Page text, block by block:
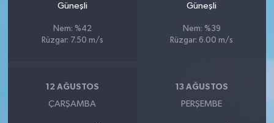
Güneşli
Nem: %42
Rüzgar: 7.50 m/s
Güneşli
Nem: %39
Rüzgar: 6.00 m/s
12 AĞUSTOS
ÇARŞAMBA
13 AĞUSTOS
PERŞEMBE